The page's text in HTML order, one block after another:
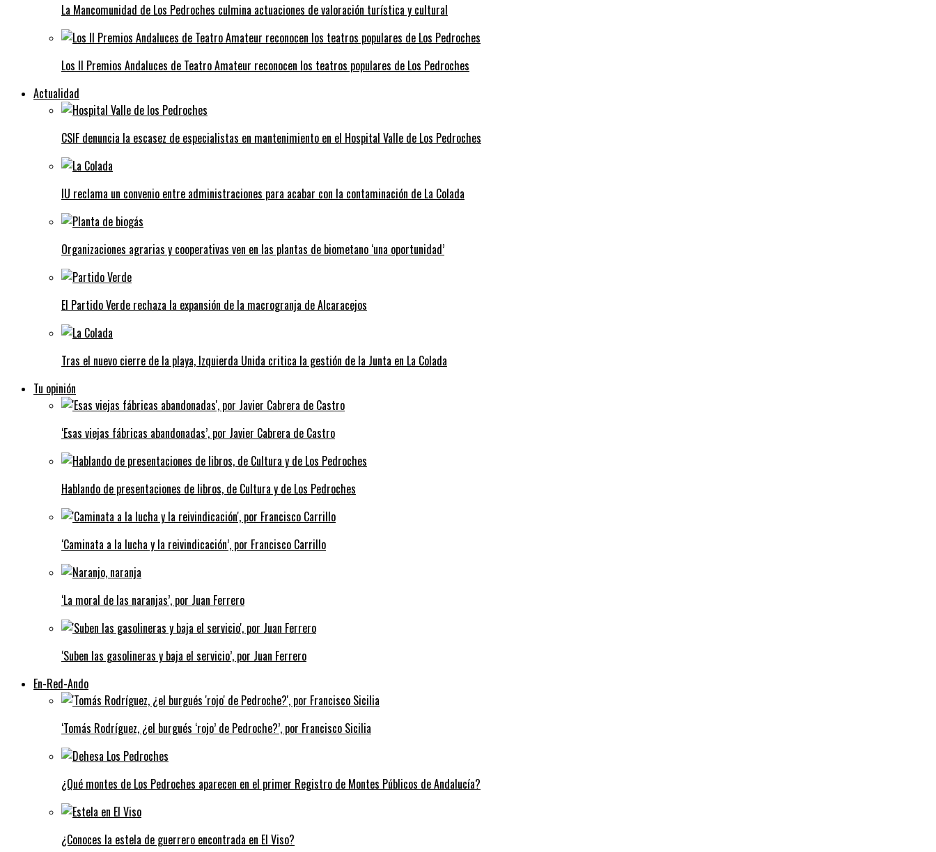
La Mancomunidad de Los Pedroches culmina actuaciones de valoración turística y cultural
Los II Premios Andaluces de Teatro Amateur reconocen los teatros populares de Los Pedroches
Actualidad
CSIF denuncia la escasez de especialistas en mantenimiento en el Hospital Valle de Los Pedroches
IU reclama un convenio entre administraciones para acabar con la contaminación de La Colada
Organizaciones agrarias y cooperativas ven en las plantas de biometano ‘una oportunidad’
El Partido Verde rechaza la expansión de la macrogranja de Alcaracejos
Tras el nuevo cierre de la playa, Izquierda Unida critica la gestión de la Junta en La Colada
Tu opinión
‘Esas viejas fábricas abandonadas’, por Javier Cabrera de Castro
Hablando de presentaciones de libros, de Cultura y de Los Pedroches
‘Caminata a la lucha y la reivindicación’, por Francisco Carrillo
‘La moral de las naranjas’, por Juan Ferrero
‘Suben las gasolineras y baja el servicio’, por Juan Ferrero
En-Red-Ando
‘Tomás Rodríguez, ¿el burgués ‘rojo’ de Pedroche?’, por Francisco Sicilia
¿Qué montes de Los Pedroches aparecen en el primer Registro de Montes Públicos de Andalucía?
¿Conoces la estela de guerrero encontrada en El Viso?